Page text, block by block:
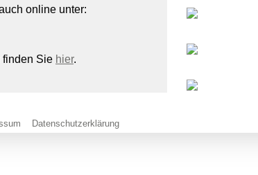
online unter:
finden Sie hier.
Datenschutzerklärung